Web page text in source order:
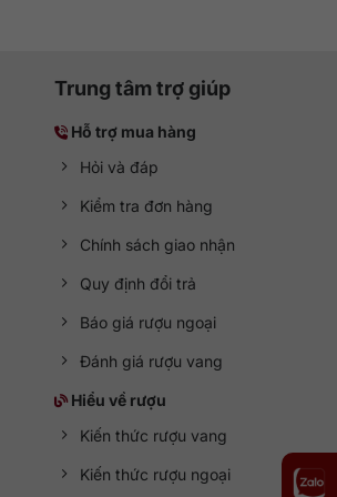
Trung tâm trợ giúp
Hỗ trợ mua hàng
Hỏi và đáp
Kiểm tra đơn hàng
Chính sách giao nhận
Quy định đổi trả
Báo giá rượu ngoại
Đánh giá rượu vang
Hiểu về rượu
Kiến thức rượu vang
Kiến thức rượu ngoại